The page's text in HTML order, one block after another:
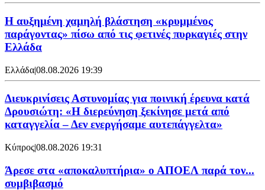
Η αυξημένη χαμηλή βλάστηση «κρυμμένος
παράγοντας» πίσω από τις φετινές πυρκαγιές στην
Ελλάδα
Ελλάδα|08.08.2026 19:39
Διευκρινίσεις Αστυνομίας για ποινική έρευνα κατά
Δρουσιώτη: «Η διερεύνηση ξεκίνησε μετά από
καταγγελία – Δεν ενεργήσαμε αυτεπάγγελτα»
Κύπρος|08.08.2026 19:31
Άρεσε στα «αποκαλυπτήρια» ο ΑΠΟΕΛ παρά τον...
συμβιβασμό